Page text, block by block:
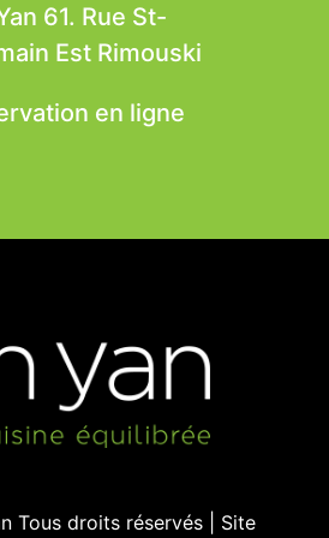
61. Rue St-
Est Rimouski
en ligne
Tous droits réservés | Site